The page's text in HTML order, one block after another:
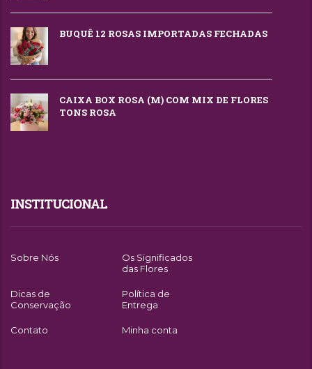
BUQUÊ 12 ROSAS IMPORTADAS FECHADAS
CAIXA BOX ROSA (M) COM MIX DE FLORES
TONS ROSA
INSTITUCIONAL
Sobre Nós
Os Significados
das Flores
Dicas de
Conservação
Política de
Entrega
Contato Minha conta